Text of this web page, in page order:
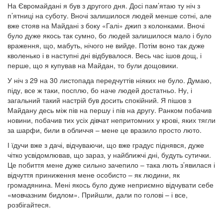
На Євромайдані я був з другого дня. Досі пам’ятаю ту ніч з
п’ятниці на суботу. Вночі залишилося людей менше сотні, але
вже стояв на Майдані з боку «Галі» джип з колонками. Вночі
було дуже якось так сумно, бо людей залишилося мало і було
враження, що, мабуть, нічого не вийде. Потім воно так дуже
кволенько і в наступні дні відбувалося. Весь час ішов дощ, і
перше, що я купував на Майдан, то були дощовики.
У ніч з 29 на 30 листопада передчуттів ніяких не було. Думаю,
піду, все ж таки, посплю, бо наче людей достатньо. Ну, і
загальний такий настрій був досить спокійний. Я пішов з
Майдану десь між пів на першу і пів на другу. Ранком побачив
новини, побачив тих усіх дівчат непритомних у крові, яких тягли
за шарфи, били в обличчя – мене це вразило просто люто.
І їдучи вже з дачі, відчуваючи, що вже градус піднявся, дуже
чітко усвідомлював, що зараз, у найближчі дні, будуть сутички.
Це побиття мене дуже сильно зачепило – така лють з’явилася і
відчуття приниження мене особисто – як людини, як
громадянина. Мені якось було дуже неприємно відчувати себе
«мовчазним бидлом». Прийшли, дали по голові – і все,
розбігайтеся.